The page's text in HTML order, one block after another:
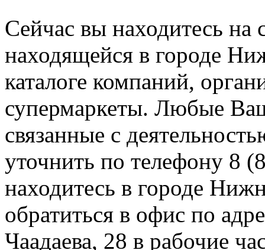
Сейчас вы находитесь на
находящейся в городе
каталоге компаний,
супермаркеты. Любые
связанные с
уточнить по телефону 8
находитесь в городе
обратиться в офис по
Чаадаева, 28 в рабочие